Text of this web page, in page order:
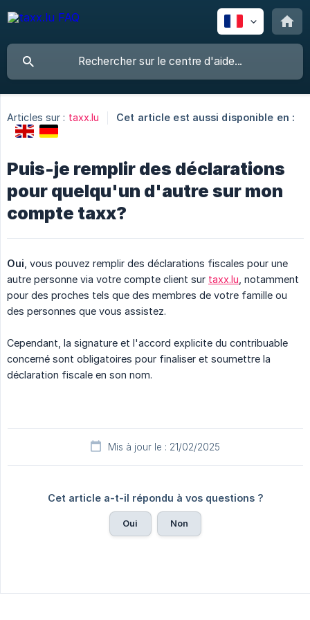
Articles sur : taxx.lu Cet article est aussi disponible en :
Puis-je remplir des déclarations
pour quelqu'un d'autre sur mon
compte taxx?
Oui , vous pouvez remplir des déclarations fiscales pour une
autre personne via votre compte client sur taxx.lu , notamment
pour des proches tels que des membres de votre famille ou
des personnes que vous assistez.
Cependant, la signature et l'accord explicite du contribuable
concerné sont obligatoires pour finaliser et soumettre la
déclaration fiscale en son nom.
Mis à jour le : 21/02/2025
Cet article a-t-il répondu à vos questions ?
Oui Non